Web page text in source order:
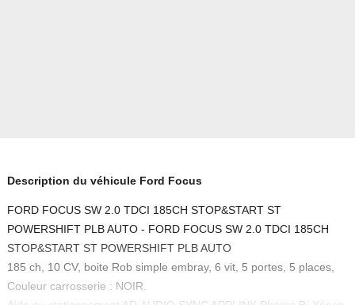
Description du véhicule Ford Focus
FORD FOCUS SW 2.0 TDCI 185CH STOP&START ST
POWERSHIFT PLB AUTO - FORD FOCUS SW 2.0 TDCI 185CH
STOP&START ST POWERSHIFT PLB AUTO
185 ch, 10 CV, boite Rob simple embray, 6 vit, 5 portes, 5 places,
Couleur carrosserie : NOIR.